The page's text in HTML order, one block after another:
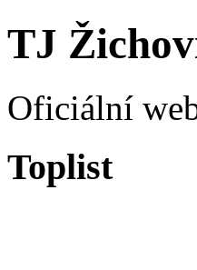
TJ
Oficiální
Toplist